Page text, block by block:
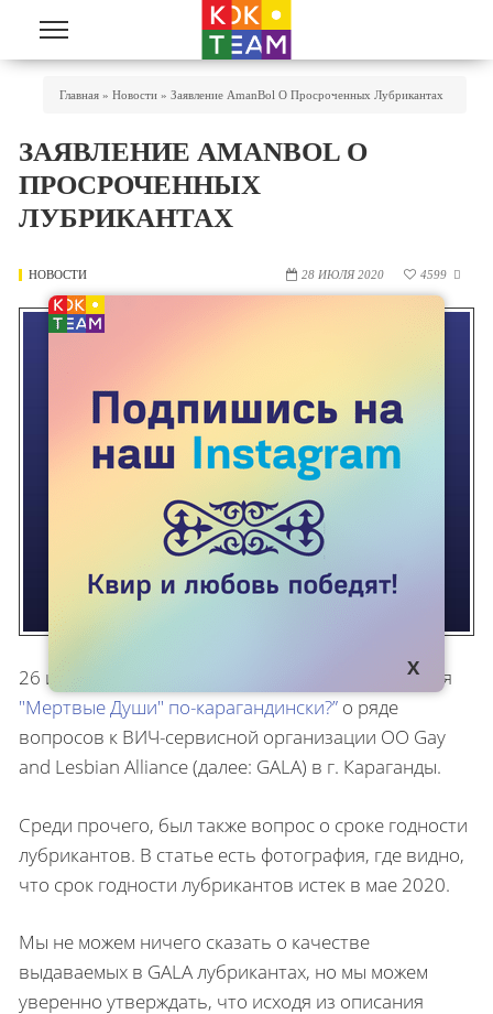
Перейти к основному содержанию
Главная » Новости » Заявление AmanBol О Просроченных Лубрикантах
ЗАЯВЛЕНИЕ AMANBOL О
ПРОСРОЧЕННЫХ
ЛУБРИКАНТАХ
НОВОСТИ 28 ИЮЛЯ 2020 4599 
26 июля на сайте проекта Kok.team вышла статья
"Мертвые Души" по-карагандински?” о ряде
вопросов к ВИЧ-сервисной организации ОО Gay
and Lesbian Alliance (далее: GALA) в г. Караганды.
Среди прочего, был также вопрос о сроке годности
лубрикантов. В статье есть фотография, где видно,
что срок годности лубрикантов истек в мае 2020.
Мы не можем ничего сказать о качестве
выдаваемых в GALA лубрикантах, но мы можем
уверенно утверждать, что исходя из описания